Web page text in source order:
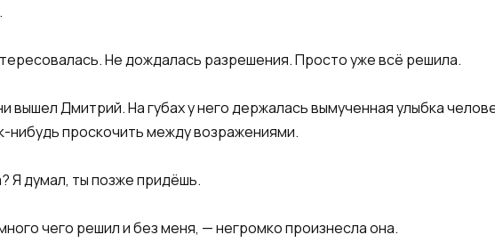
Не дождалась разрешения. Просто уже всё решила.
вышел Дмитрий. На губах у него держалась вымученная улыбка
нибудь проскочить между возражениями.
Я думал, ты позже придёшь.
чего решил и без меня, — негромко произнесла она.